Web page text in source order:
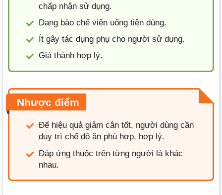
chấp nhận sử dụng.
Dạng bào chế viên uống tiện dùng.
Ít gây tác dụng phụ cho người sử dụng.
Giá thành hợp lý.
Nhược điểm
Để hiệu quả giảm cân tốt, người dùng cần
duy trì chế độ ăn phù hợp, hợp lý.
Đáp ứng thuốc trên từng người là khác
nhau.